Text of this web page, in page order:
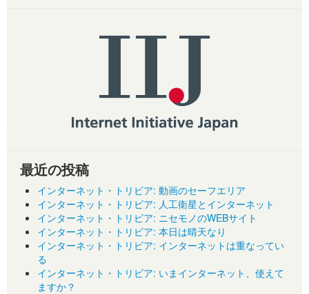
最近の投稿
インターネット・トリビア: 動画のセーフエリア
インターネット・トリビア: 人工衛星とインターネット
インターネット・トリビア: ニセモノのWEBサイト
インターネット・トリビア: 本日は晴天なり
インターネット・トリビア: インターネットは重なってい
る
インターネット・トリビア: いまインターネット、使えて
ますか？